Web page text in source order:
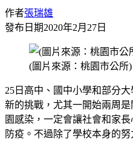
作者張瑞雄
發布日期2020年2月27日
(圖片來源：桃園市公所)
25日高中、國中小學和部分大
新的挑戰，尤其一開始兩周
園感染，一定會讓社會和家
防疫。不過除了學校本身的